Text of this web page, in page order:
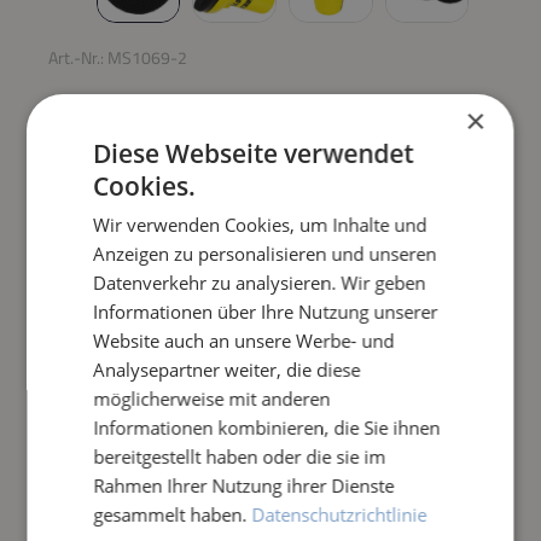
Art.-Nr.: MS1069-2
REINIGUNGSPAD MAXI
SCHWARZ / EXTRA HART
Regulärer Preis:
10,50 €
Preise inkl. MwSt. zzgl. Versandkosten
Produkt Anzahl: Gib den gewünschten
IN DEN WARENKORB
Frage zum Artikel
×
Diese Webseite verwendet
Cookies.
Wir verwenden Cookies, um Inhalte und
Anzeigen zu personalisieren und unseren
Datenverkehr zu analysieren. Wir geben
Informationen über Ihre Nutzung unserer
Website auch an unsere Werbe- und
Analysepartner weiter, die diese
möglicherweise mit anderen
Informationen kombinieren, die Sie ihnen
bereitgestellt haben oder die sie im
Rahmen Ihrer Nutzung ihrer Dienste
gesammelt haben. Datenschutzrichtlinie